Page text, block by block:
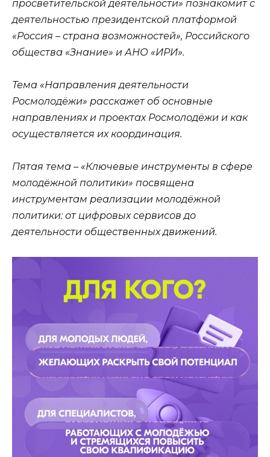
просветительской деятельности» познакомит с
деятельностью президентской платформой
«Россия – страна возможностей», Российского
общества «Знание» и АНО «ИРИ».
Тема «Направления деятельности
Росмолодёжи» расскажет об основные
направлениях и проектах Росмолодёжи и как
осуществляется их координация.
Пятая тема – «Ключевые инструменты в сфере
молодёжной политики» посвящена
инструментам реализации молодёжной
политики: от цифровых сервисов до
деятельности общественных движений.